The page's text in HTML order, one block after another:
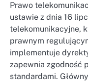
Prawo
ustawie z dnia 16
telekomunikacyjne,
prawnym
implementuje
zapewnia zgodność
standardami.